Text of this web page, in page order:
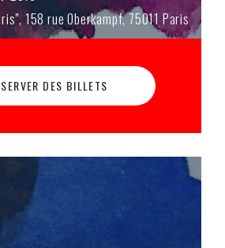
158 rue Oberkampf, 75011 Paris
DES BILLETS